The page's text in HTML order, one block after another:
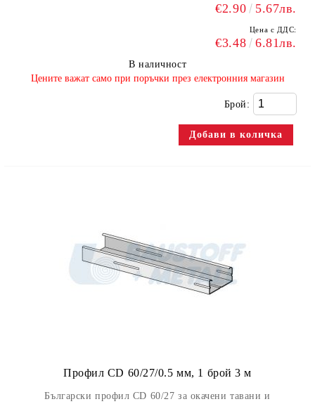
€2.90 5.67лв.
Цена с ДДС:
€3.48 6.81лв.
В наличност
​Цените важат само при поръчки през електронния магазин
Брой:
Профил CD 60/27/0.5 мм, 1 брой 3 м
Български профил CD 60/27 за окачени тавани и